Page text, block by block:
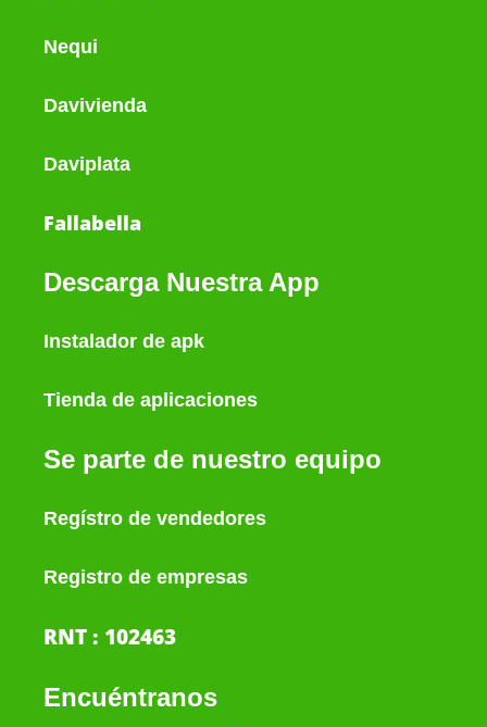
Nequi
Davivienda
Daviplata
Fallabella
Descarga Nuestra App
Instalador de apk
Tienda de aplicaciones
Se parte de nuestro equipo
Regístro de vendedores
Registro de empresas
RNT : 102463
Encuéntranos